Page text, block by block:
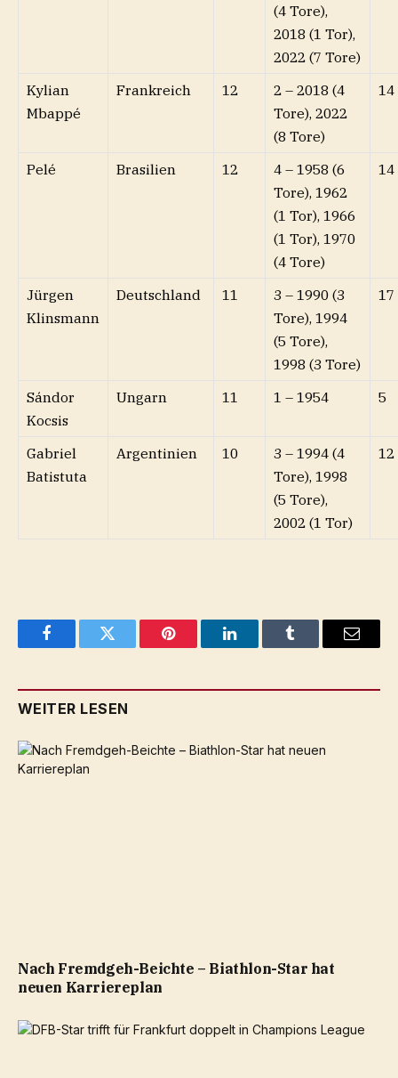
(4 Tore),
2018 (1 Tor),
2022 (7 Tore)
Kylian
Mbappé
Frankreich 12
2 – 2018 (4
Tore), 2022
(8 Tore)
14
Pelé Brasilien 12
4 – 1958 (6
Tore), 1962
(1 Tor), 1966
(1 Tor), 1970
(4 Tore)
14
Jürgen
Klinsmann
Deutschland 11
3 – 1990 (3
Tore), 1994
(5 Tore),
1998 (3 Tore)
17
Sándor
Kocsis
Ungarn 11 1 – 1954 5
Gabriel
Batistuta
Argentinien 10
3 – 1994 (4
Tore), 1998
(5 Tore),
2002 (1 Tor)
12
FacebookTwitter Pinterest LinkedInTumblr Email
WEITER LESEN
Nach Fremdgeh-Beichte – Biathlon-Star hat
neuen Karriereplan